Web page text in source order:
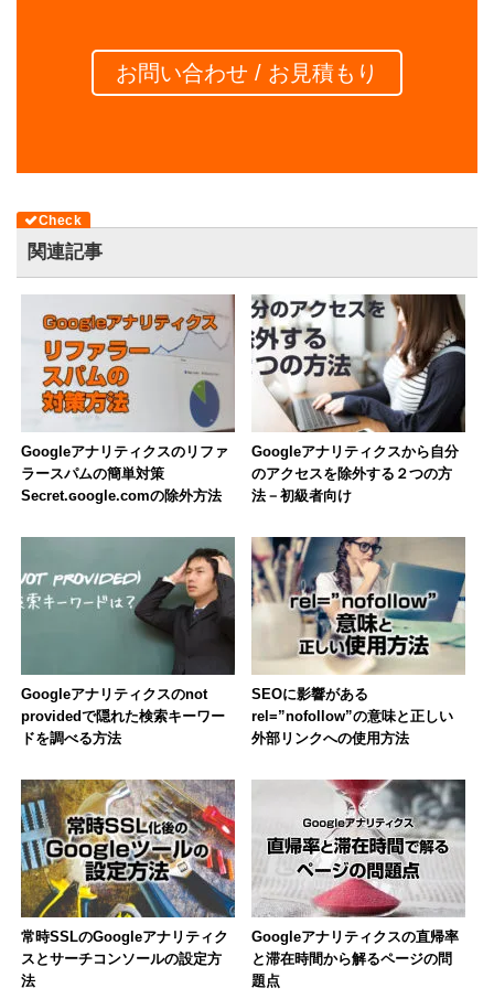
お問い合わせ / お見積もり
関連記事
Googleアナリティクスのリファ
ラースパムの簡単対策
Secret.ɢoogle.comの除外方法
Googleアナリティクスから自分
のアクセスを除外する２つの方
法－初級者向け
Googleアナリティクスのnot
providedで隠れた検索キーワー
ドを調べる方法
SEOに影響がある
rel=”nofollow”の意味と正しい
外部リンクへの使用方法
常時SSLのGoogleアナリティク
スとサーチコンソールの設定方
法
Googleアナリティクスの直帰率
と滞在時間から解るページの問
題点